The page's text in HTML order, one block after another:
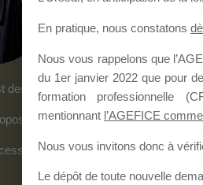
destiné aux Organismes de
un forum dédié au support sur
d’êtreinscrit(e)pour pouvoir
En pratique, nous constatons
Nous vous rappelons que
du 1er janvier 2022 que pour
formation professionnelle
mentionnant l’AGEFICE
Nous vous invitons donc à
Le dépôt de toute nouvelle